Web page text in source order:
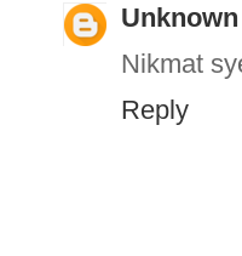
Unknown
Nikmat
Reply